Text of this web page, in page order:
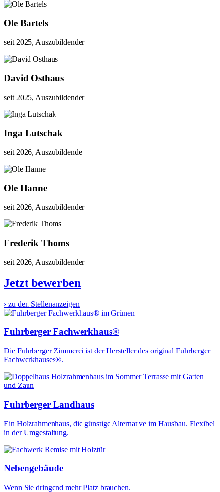
Ole Bartels
seit 2025, Auszubildender
David Osthaus
seit 2025, Auszubildender
Inga Lutschak
seit 2026, Auszubildende
Ole Hanne
seit 2026, Auszubildender
Frederik Thoms
seit 2026, Auszubildender
Jetzt bewerben
› zu den Stellenanzeigen
Fuhrberger Fachwerkhaus®
Die Fuhrberger Zimmerei ist der Hersteller des original Fuhrberger
Fachwerkhauses®.
Fuhrberger Landhaus
Ein Holzrahmenhaus, die günstige Alternative im Hausbau. Flexibel
in der Umgestaltung.
Nebengebäude
Wenn Sie dringend mehr Platz brauchen.